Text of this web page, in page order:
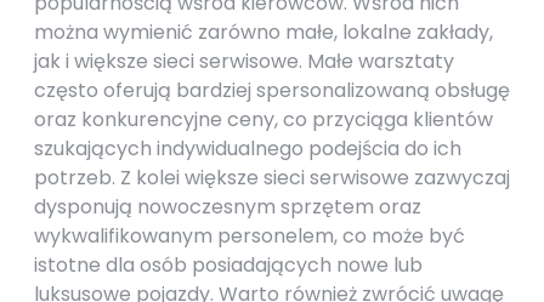
można wymienić zarówno małe, lokalne zakłady,
jak i większe sieci serwisowe. Małe warsztaty
często oferują bardziej spersonalizowaną obsługę
oraz konkurencyjne ceny, co przyciąga klientów
szukających indywidualnego podejścia do ich
potrzeb. Z kolei większe sieci serwisowe zazwyczaj
dysponują nowoczesnym sprzętem oraz
wykwalifikowanym personelem, co może być
istotne dla osób posiadających nowe lub
luksusowe pojazdy. Warto również zwrócić uwagę